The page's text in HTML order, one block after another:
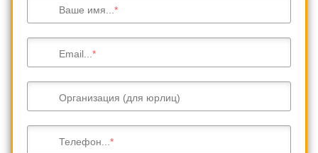
Ваше имя...
Email...
Организация (для юрлиц)
Телефон...